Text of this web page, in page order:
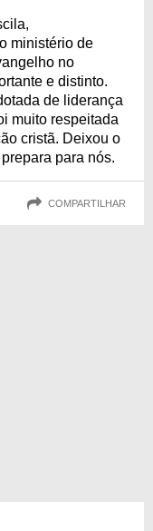
ministério de
no
e distinto.
de liderança
muito respeitada
cristã. Deixou o
para nós.
COMPARTILHAR